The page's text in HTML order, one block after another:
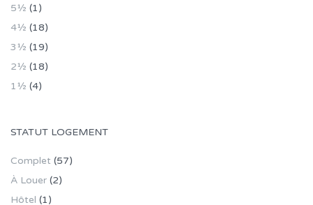
5½ (1)
4½ (18)
3½ (19)
2½ (18)
1½ (4)
STATUT LOGEMENT
Complet (57)
À Louer (2)
Hôtel (1)